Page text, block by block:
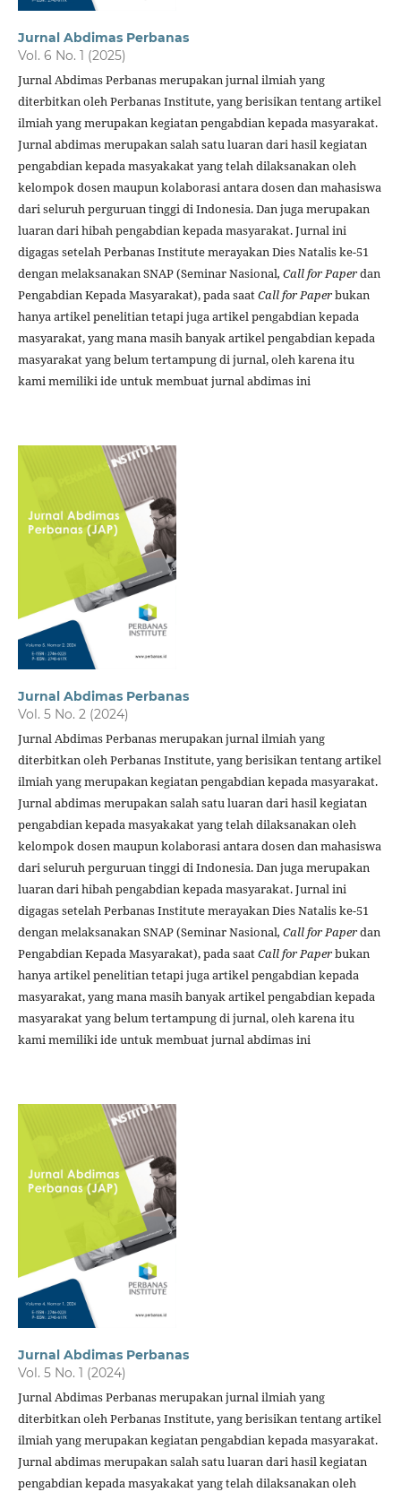
Jurnal Abdimas Perbanas
Vol. 6 No. 1 (2025)
Jurnal Abdimas Perbanas merupakan jurnal ilmiah yang
diterbitkan oleh Perbanas Institute, yang berisikan tentang artikel
ilmiah yang merupakan kegiatan pengabdian kepada masyarakat.
Jurnal abdimas merupakan salah satu luaran dari hasil kegiatan
pengabdian kepada masyakakat yang telah dilaksanakan oleh
kelompok dosen maupun kolaborasi antara dosen dan mahasiswa
dari seluruh perguruan tinggi di Indonesia. Dan juga merupakan
luaran dari hibah pengabdian kepada masyarakat. Jurnal ini
digagas setelah Perbanas Institute merayakan Dies Natalis ke-51
dengan melaksanakan SNAP (Seminar Nasional, Call for Paperdan
Pengabdian Kepada Masyarakat), pada saatCall for Paperbukan
hanya artikel penelitian tetapi juga artikel pengabdian kepada
masyarakat, yang mana masih banyak artikel pengabdian kepada
masyarakat yang belum tertampung di jurnal, oleh karena itu
kami memiliki ide untuk membuat jurnal abdimas ini
Jurnal Abdimas Perbanas
Vol. 5 No. 2 (2024)
Jurnal Abdimas Perbanas merupakan jurnal ilmiah yang
diterbitkan oleh Perbanas Institute, yang berisikan tentang artikel
ilmiah yang merupakan kegiatan pengabdian kepada masyarakat.
Jurnal abdimas merupakan salah satu luaran dari hasil kegiatan
pengabdian kepada masyakakat yang telah dilaksanakan oleh
kelompok dosen maupun kolaborasi antara dosen dan mahasiswa
dari seluruh perguruan tinggi di Indonesia. Dan juga merupakan
luaran dari hibah pengabdian kepada masyarakat. Jurnal ini
digagas setelah Perbanas Institute merayakan Dies Natalis ke-51
dengan melaksanakan SNAP (Seminar Nasional, Call for Paperdan
Pengabdian Kepada Masyarakat), pada saatCall for Paperbukan
hanya artikel penelitian tetapi juga artikel pengabdian kepada
masyarakat, yang mana masih banyak artikel pengabdian kepada
masyarakat yang belum tertampung di jurnal, oleh karena itu
kami memiliki ide untuk membuat jurnal abdimas ini
Jurnal Abdimas Perbanas
Vol. 5 No. 1 (2024)
Jurnal Abdimas Perbanas merupakan jurnal ilmiah yang
diterbitkan oleh Perbanas Institute, yang berisikan tentang artikel
ilmiah yang merupakan kegiatan pengabdian kepada masyarakat.
Jurnal abdimas merupakan salah satu luaran dari hasil kegiatan
pengabdian kepada masyakakat yang telah dilaksanakan oleh